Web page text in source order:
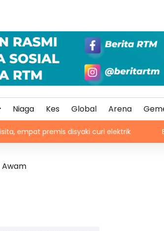
Niaga Kes Global Arena
disyaki curi elektrik BNM,
Awam